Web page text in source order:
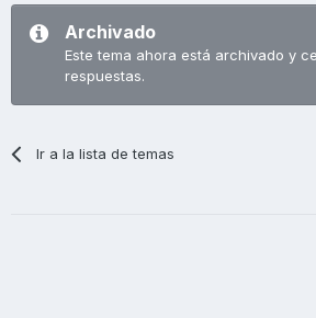
Archivado
Este tema ahora está archivado y
respuestas.
Ir a la lista de temas